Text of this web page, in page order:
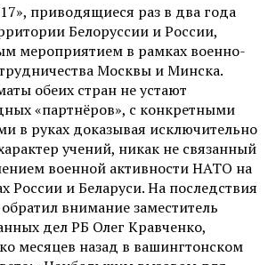
приводящиеся раз в два года
Белоруссии и России,
мероприятием в рамках военно-
Москвы и Минска.
обеих стран не устают
«партнёров», с конкретными
в руках доказывая исключительно
учений, никак не связанный
военной активности НАТО на
России и Беларуси. На последствия
внимание заместитель
дел РБ Олег Кравченко,
месяцев назад в вашингтонском